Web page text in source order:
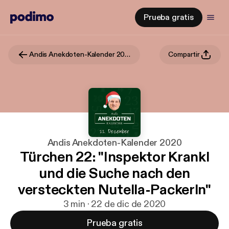
Prueba gratis
Andis Anekdoten-Kalender 2020 Compartir
Andis Anekdoten-Kalender 2020
Türchen 22: "Inspektor Krankl
und die Suche nach den
versteckten Nutella-Packerln"
3 min · 22 de dic de 2020
Prueba gratis